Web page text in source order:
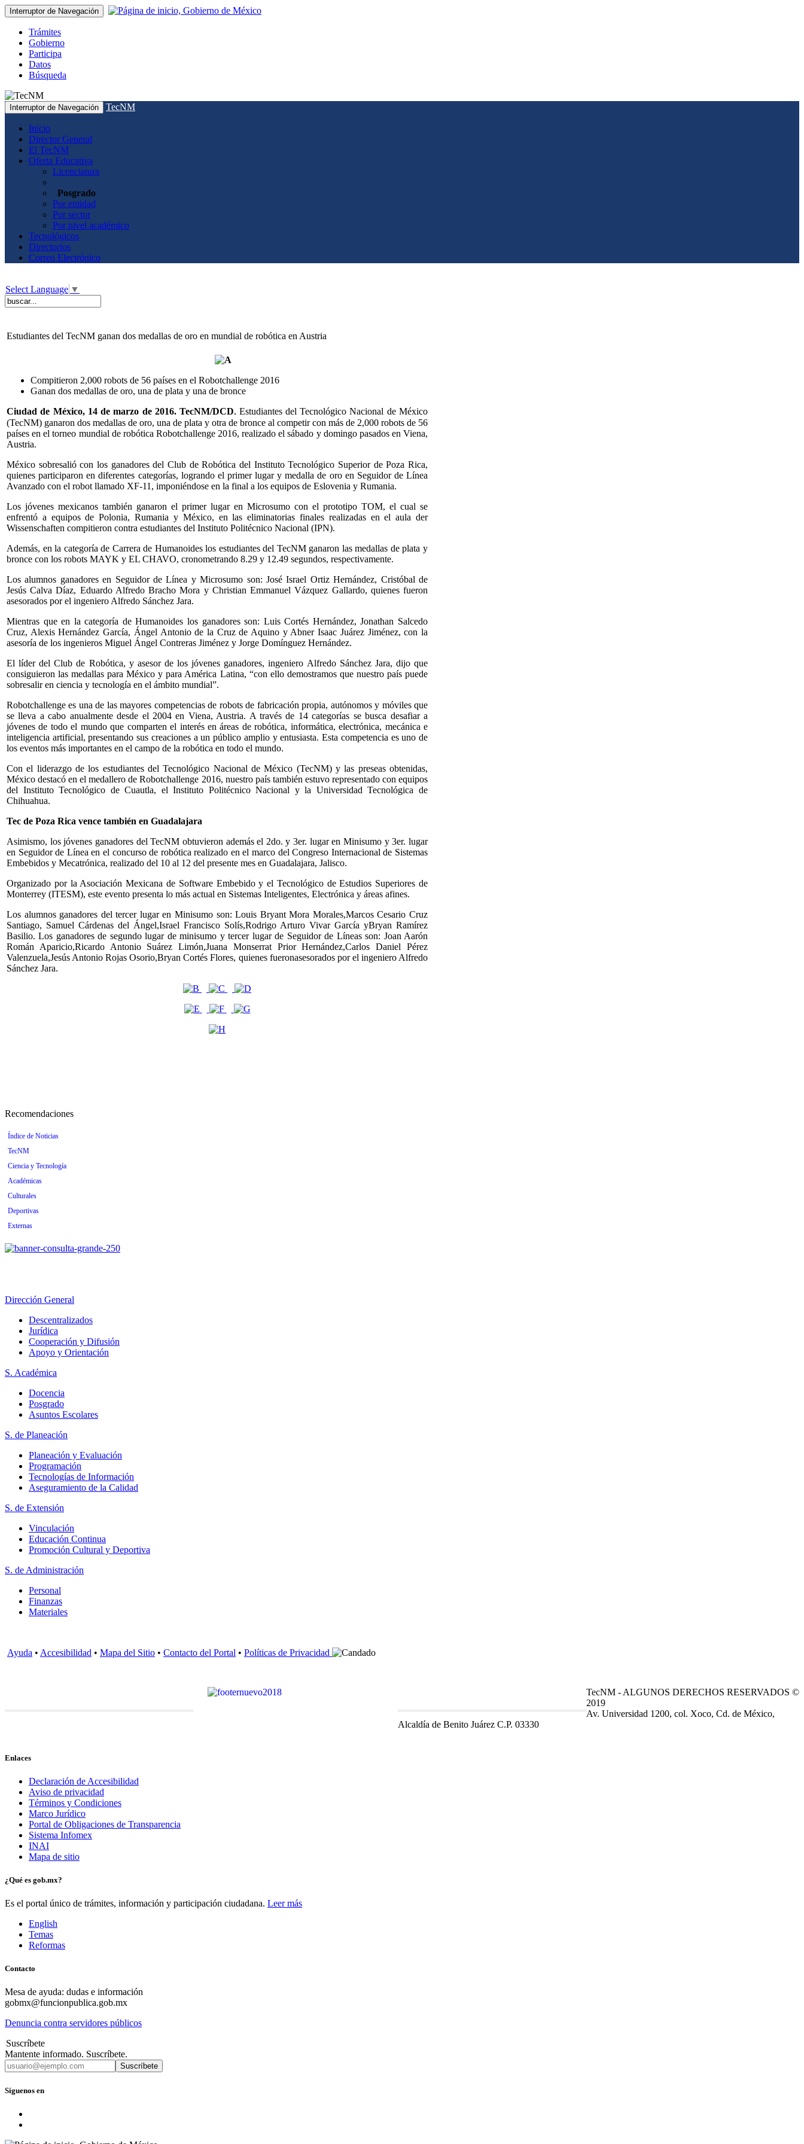
Interruptor de Navegación
Trámites
Gobierno
Participa
Datos
Búsqueda
Interruptor de Navegación TecNM
Inicio
Director General
El TecNM
Oferta Educativa
Licenciatura
Posgrado
Por entidad
Por sector
Por nivel académico
Tecnológicos
Directorios
Correo Electrónico
Select Language ▼
Estudiantes del TecNM ganan dos medallas de oro en mundial de robótica en Austria
Compitieron 2,000 robots de 56 países en el Robotchallenge 2016
Ganan dos medallas de oro, una de plata y una de bronce
Ciudad de México, 14 de marzo de 2016. TecNM/DCD. Estudiantes del Tecnológico Nacional de México
(TecNM) ganaron dos medallas de oro, una de plata y otra de bronce al competir con más de 2,000 robots de 56
países en el torneo mundial de robótica Robotchallenge 2016, realizado el sábado y domingo pasados en Viena,
Austria.
México sobresalió con los ganadores del Club de Robótica del Instituto Tecnológico Superior de Poza Rica,
quienes participaron en diferentes categorías, logrando el primer lugar y medalla de oro en Seguidor de Línea
Avanzado con el robot llamado XF-11, imponiéndose en la final a los equipos de Eslovenia y Rumania.
Los jóvenes mexicanos también ganaron el primer lugar en Microsumo con el prototipo TOM, el cual se
enfrentó a equipos de Polonia, Rumania y México, en las eliminatorias finales realizadas en el aula der
Wissenschaften compitieron contra estudiantes del Instituto Politécnico Nacional (IPN).
Además, en la categoría de Carrera de Humanoides los estudiantes del TecNM ganaron las medallas de plata y
bronce con los robots MAYK y EL CHAVO, cronometrando 8.29 y 12.49 segundos, respectivamente.
Los alumnos ganadores en Seguidor de Línea y Microsumo son: José Israel Ortiz Hernández, Cristóbal de
Jesús Calva Díaz, Eduardo Alfredo Bracho Mora y Christian Emmanuel Vázquez Gallardo, quienes fueron
asesorados por el ingeniero Alfredo Sánchez Jara.
Mientras que en la categoría de Humanoides los ganadores son: Luis Cortés Hernández, Jonathan Salcedo
Cruz, Alexis Hernández García, Ángel Antonio de la Cruz de Aquino y Abner Isaac Juárez Jiménez, con la
asesoría de los ingenieros Miguel Ángel Contreras Jiménez y Jorge Domínguez Hernández.
El líder del Club de Robótica, y asesor de los jóvenes ganadores, ingeniero Alfredo Sánchez Jara, dijo que
consiguieron las medallas para México y para América Latina, “con ello demostramos que nuestro país puede
sobresalir en ciencia y tecnología en el ámbito mundial”.
Robotchallenge es una de las mayores competencias de robots de fabricación propia, autónomos y móviles que
se lleva a cabo anualmente desde el 2004 en Viena, Austria. A través de 14 categorías se busca desafiar a
jóvenes de todo el mundo que comparten el interés en áreas de robótica, informática, electrónica, mecánica e
inteligencia artificial, presentando sus creaciones a un público amplio y entusiasta. Esta competencia es uno de
los eventos más importantes en el campo de la robótica en todo el mundo.
Con el liderazgo de los estudiantes del Tecnológico Nacional de México (TecNM) y las preseas obtenidas,
México destacó en el medallero de Robotchallenge 2016, nuestro país también estuvo representado con equipos
del Instituto Tecnológico de Cuautla, el Instituto Politécnico Nacional y la Universidad Tecnológica de
Chihuahua.
Tec de Poza Rica vence también en Guadalajara
Asimismo, los jóvenes ganadores del TecNM obtuvieron además el 2do. y 3er. lugar en Minisumo y 3er. lugar
en Seguidor de Línea en el concurso de robótica realizado en el marco del Congreso Internacional de Sistemas
Embebidos y Mecatrónica, realizado del 10 al 12 del presente mes en Guadalajara, Jalisco.
Organizado por la Asociación Mexicana de Software Embebido y el Tecnológico de Estudios Superiores de
Monterrey (ITESM), este evento presenta lo más actual en Sistemas Inteligentes, Electrónica y áreas afines.
Los alumnos ganadores del tercer lugar en Minisumo son: Louis Bryant Mora Morales,Marcos Cesario Cruz
Santiago, Samuel Cárdenas del Ángel,Israel Francisco Solís,Rodrigo Arturo Vivar García yBryan Ramírez
Basilio. Los ganadores de segundo lugar de minisumo y tercer lugar de Seguidor de Líneas son: Joan Aarón
Román Aparicio,Ricardo Antonio Suárez Limón,Juana Monserrat Prior Hernández,Carlos Daniel Pérez
Valenzuela,Jesús Antonio Rojas Osorio,Bryan Cortés Flores, quienes fueronasesorados por el ingeniero Alfredo
Sánchez Jara.
Recomendaciones
Índice de Noticias
TecNM
Ciencia y Tecnología
Académicas
Culturales
Deportivas
Externas
Dirección General
Descentralizados
Jurídica
Cooperación y Difusión
Apoyo y Orientación
S. Académica
Docencia
Posgrado
Asuntos Escolares
S. de Planeación
Planeación y Evaluación
Programación
Tecnologías de Información
Aseguramiento de la Calidad
S. de Extensión
Vinculación
Educación Continua
Promoción Cultural y Deportiva
S. de Administración
Personal
Finanzas
Materiales
Ayuda • Accesibilidad • Mapa del Sitio • Contacto del Portal • Políticas de Privacidad
TecNM - ALGUNOS DERECHOS RESERVADOS ©
2019
Av. Universidad 1200, col. Xoco, Cd. de México,
Alcaldía de Benito Juárez C.P. 03330
Enlaces
Declaración de Accesibilidad
Aviso de privacidad
Términos y Condiciones
Marco Jurídico
Portal de Obligaciones de Transparencia
Sistema Infomex
INAI
Mapa de sitio
¿Qué es gob.mx?
Es el portal único de trámites, información y participación ciudadana. Leer más
English
Temas
Reformas
Contacto
Mesa de ayuda: dudas e información
gobmx@funcionpublica.gob.mx
Denuncia contra servidores públicos
Suscríbete
Mantente informado. Suscríbete.
Suscríbete
Síguenos en